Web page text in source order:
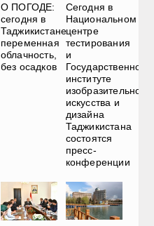
О ПОГОДЕ:
сегодня в
Таджикистане
переменная
облачность,
без осадков
Сегодня в
Национальном
центре
тестирования
и
Государственном
институте
изобразительного
искусства и
дизайна
Таджикистана
состоятся
пресс-
конференции